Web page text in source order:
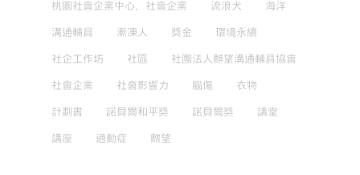
桃園社會企業中心，社會企業 流浪犬 海洋
溝通輔具 漸凍人 獎金 環境永續
社企工作坊 社區 社團法人麒望溝通輔具協會
社會企業 社會影響力 腦傷 衣物
計劃書 諾貝爾和平獎 諾貝爾獎 講堂
講座 過動症 麒望